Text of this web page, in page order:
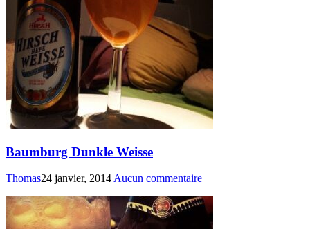
Baumburg Dunkle Weisse
Thomas24 janvier, 2014 Aucun commentaire